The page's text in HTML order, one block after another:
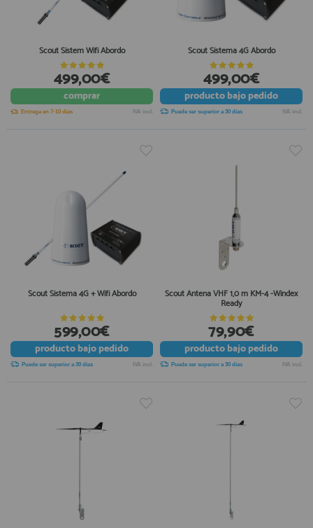
Scout Sistem Wifi Abordo
499,00€
comprar
Entrega en 7-10 días IVA incl.
Scout Sistema 4G Abordo
499,00€
productobajo pedido
Puede ser superior a 30 días IVA incl.
Scout Sistema 4G + Wifi Abordo
599,00€
productobajo pedido
Puede ser superior a 30 días IVA incl.
Scout Antena VHF 1,0 m KM-4 -Windex
Ready
79,90€
productobajo pedido
Puede ser superior a 30 días IVA incl.